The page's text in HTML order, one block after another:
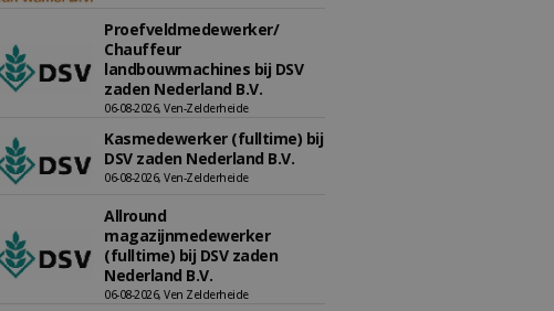
Proefveldmedewerker/
Chauffeur
landbouwmachines bij DSV
zaden Nederland B.V.
06-08-2026, Ven-Zelderheide
Kasmedewerker (fulltime) bij
DSV zaden Nederland B.V.
06-08-2026, Ven-Zelderheide
Allround
magazijnmedewerker
(fulltime) bij DSV zaden
Nederland B.V.
06-08-2026, Ven Zelderheide